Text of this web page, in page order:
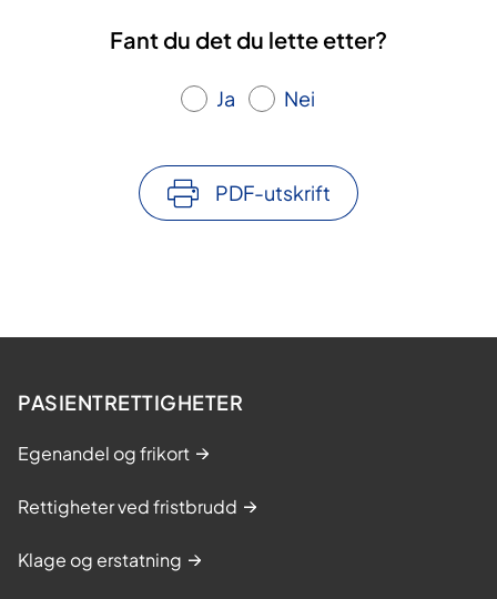
Fant du det du lette etter?
Ja Nei
PDF-utskrift
PASIENTRETTIGHETER
Egenandel og frikort
Rettigheter ved fristbrudd
Klage og erstatning